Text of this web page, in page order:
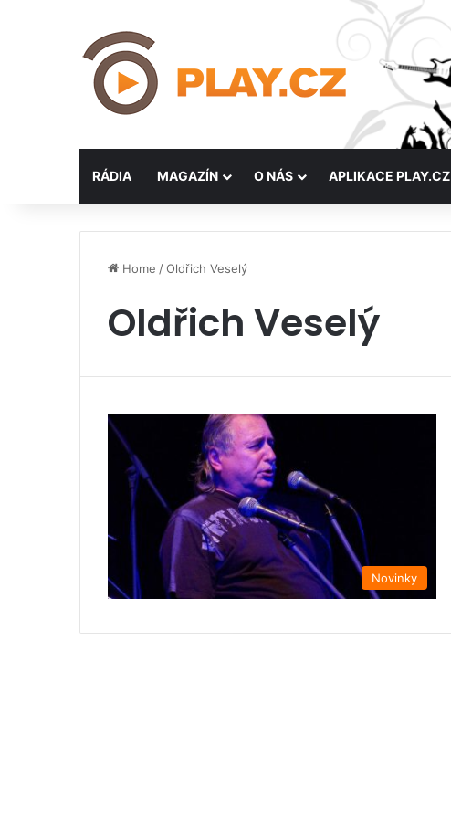
RÁDIA MAGAZÍN O NÁS APLIKACE PLAY.CZ
Home /Oldřich Veselý
Oldřich Veselý
Novinky